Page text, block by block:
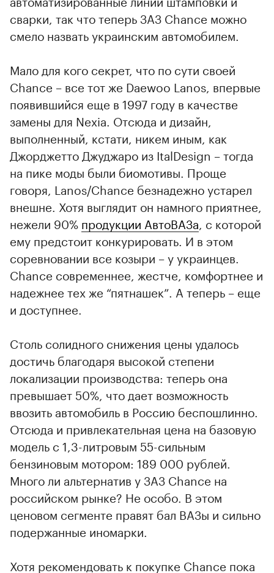
сварки, так что теперь ЗАЗ Chance можно
смело назвать украинским автомобилем.
Мало для кого секрет, что по сути своей
Chance – все тот же Daewoo Lanos, впервые
появившийся еще в 1997 году в качестве
замены для Nexia. Отсюда и дизайн,
выполненный, кстати, никем иным, как
Джорджетто Джуджаро из ItalDesign – тогда
на пике моды были биомотивы. Проще
говоря, Lanos/Chance безнадежно устарел
внешне. Хотя выглядит он намного приятнее,
нежели 90% продукции АвтоВАЗа, с которой
ему предстоит конкурировать. И в этом
соревновании все козыри – у украинцев.
Chance современнее, жестче, комфортнее и
надежнее тех же “пятнашек”. А теперь – еще
и доступнее.
Столь солидного снижения цены удалось
достичь благодаря высокой степени
локализации производства: теперь она
превышает 50%, что дает возможность
ввозить автомобиль в Россию беспошлинно.
Отсюда и привлекательная цена на базовую
модель с 1,3-литровым 55-сильным
бензиновым мотором: 189 000 рублей.
Много ли альтернатив у ЗАЗ Chance на
российском рынке? Не особо. В этом
ценовом сегменте правят бал ВАЗы и сильно
подержанные иномарки.
Хотя рекомендовать к покупке Chance пока